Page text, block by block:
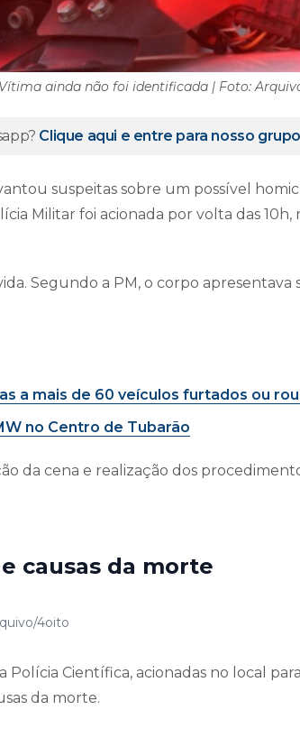
Vítima ainda não foi identificada | Foto:
Clique aqui e entre para nosso grupo
suspeitas sobre um possível
Militar foi acionada por volta das 10h,
Segundo a PM, o corpo apresentava
a mais de 60 veículos furtados ou
no Centro de Tubarão
da cena e realização dos
causas da morte
4oito
Científica, acionadas no local
da morte.